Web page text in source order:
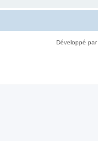
Développé par